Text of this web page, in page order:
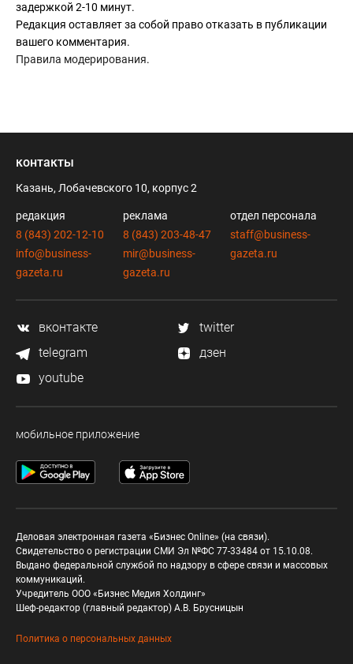
задержкой 2-10 минут.
Редакция оставляет за собой право отказать в публикации
вашего комментария.
Правила модерирования.
контакты
Казань, Лобачевского 10, корпус 2
редакция
8 (843) 202-12-10
info@business-
gazeta.ru
реклама
8 (843) 203-48-47
mir@business-
gazeta.ru
отдел персонала
staff@business-
gazeta.ru
вконтакте
twitter
telegram
дзен
youtube
мобильное приложение
Деловая электронная газета «Бизнес Online» (на связи).
Свидетельство о регистрации СМИ Эл №ФС 77-33484 от 15.10.08.
Выдано федеральной службой по надзору в сфере связи и массовых
коммуникаций.
Учредитель ООО «Бизнес Медия Холдинг»
Шеф-редактор (главный редактор) А.В. Брусницын
Политика о персональных данных